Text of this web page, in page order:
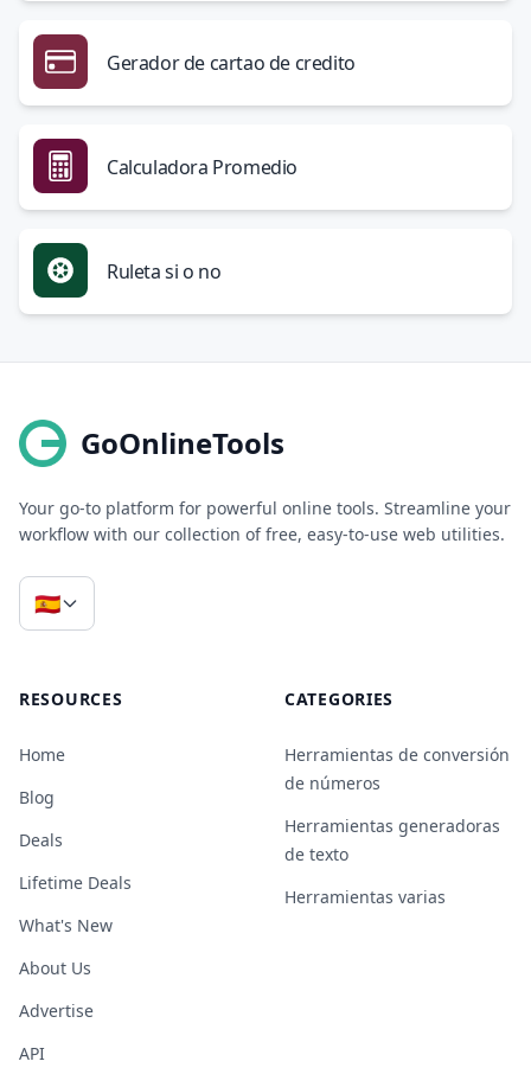
Gerador de cartao de credito
Calculadora Promedio
Ruleta si o no
GoOnlineTools
Your go-to platform for powerful online tools. Streamline your
workflow with our collection of free, easy-to-use web utilities.
🇪🇸
RESOURCES
Home
Blog
Deals
Lifetime Deals
What's New
About Us
Advertise
API
CATEGORIES
Herramientas de conversión
de números
Herramientas generadoras
de texto
Herramientas varias